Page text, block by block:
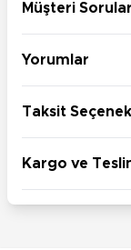
Müşteri
Yorumlar
Taksit
Kargo ve